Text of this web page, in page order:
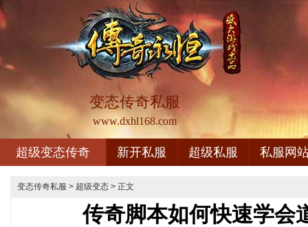
变态传奇私服
www.dxhl168.com
超级变态传奇 新开私服 超级私服 私服网
变态传奇私服 > 超级变态 > 正文
传奇脚本如何快速学会